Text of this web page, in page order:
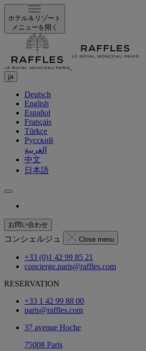
ホテル＆リゾート
メニューを開く
ja
Deutsch
English
Español
Français
Türkçe
Русский
العربية
中文
日本語
お問い合わせ
コンシェルジュ Close menu
+33 (0)1 42 99 85 21
concierge.paris@raffles.com
RESERVATION
+33 1 42 99 88 00
paris@raffles.com
37 avenue Hoche
75008 Paris